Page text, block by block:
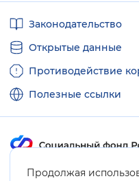
Продолжая
ссылкиЗаконодательство
Открытые данные
Противодействие
Полезные ссылки
Карта сайта